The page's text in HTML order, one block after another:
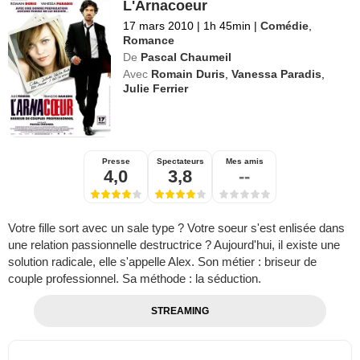
L'Arnacoeur
17 mars 2010 | 1h 45min | Comédie,
Romance
De Pascal Chaumeil
Avec Romain Duris,Vanessa Paradis,
Julie Ferrier
Presse
4,0
Spectateurs
3,8
Mes amis
--
Votre fille sort avec un sale type ? Votre soeur s'est enlisée dans
une relation passionnelle destructrice ? Aujourd'hui, il existe une
solution radicale, elle s'appelle Alex. Son métier : briseur de
couple professionnel. Sa méthode : la séduction.
STREAMING